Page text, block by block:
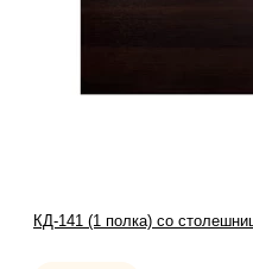
КД-141 (1 полка) со